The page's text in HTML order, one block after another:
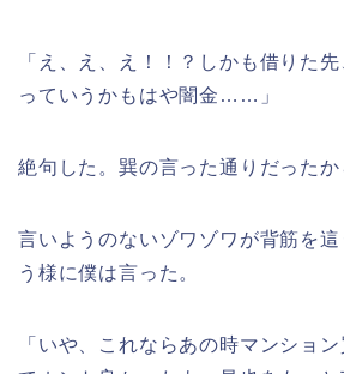
「え、え、え！！？しかも借りた
っていうかもはや闇金……」
絶句した。巽の言った通りだったか
言いようのないゾワゾワが背筋を
う様に僕は言った。
「いや、これならあの時マンショ